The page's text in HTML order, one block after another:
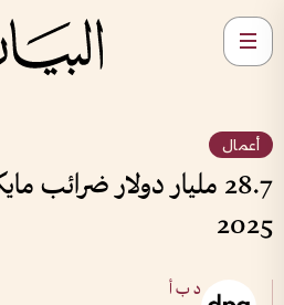
أعمال
28.7 مليار دولار ضرائب
2025
د ب أ